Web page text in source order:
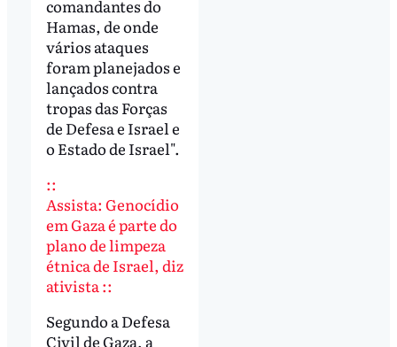
comandantes do
Hamas, de onde
vários ataques
foram planejados e
lançados contra
tropas das Forças
de Defesa e Israel e
o Estado de Israel".
::
Assista: Genocídio
em Gaza é parte do
plano de limpeza
étnica de Israel, diz
ativista ::
Segundo a Defesa
Civil de Gaza, a